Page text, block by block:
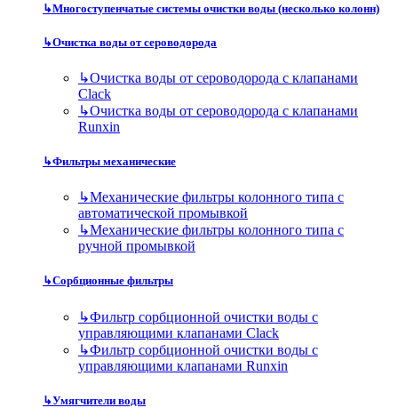
↳Многоступенчатые системы очистки воды (несколько колонн)
↳Очистка воды от сероводорода
↳Очистка воды от сероводорода с клапанами
Clack
↳Очистка воды от сероводорода с клапанами
Runxin
↳Фильтры механические
↳Механические фильтры колонного типа с
автоматической промывкой
↳Механические фильтры колонного типа с
ручной промывкой
↳Сорбционные фильтры
↳Фильтр сорбционной очистки воды с
управляющими клапанами Clack
↳Фильтр сорбционной очистки воды с
управляющими клапанами Runxin
↳Умягчители воды